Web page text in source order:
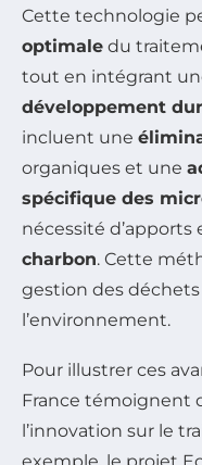
Cette technologie
optimale du
tout en intégrant
développement
incluent une
organiques et une
spécifique des
nécessité d’apports
charbon. Cette
gestion des
l’environnement.
Pour illustrer ces
France témoignent
l’innovation sur le